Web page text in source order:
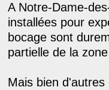
A Notre-Dame-
installées pour
bocage sont
partielle de la
Mais bien